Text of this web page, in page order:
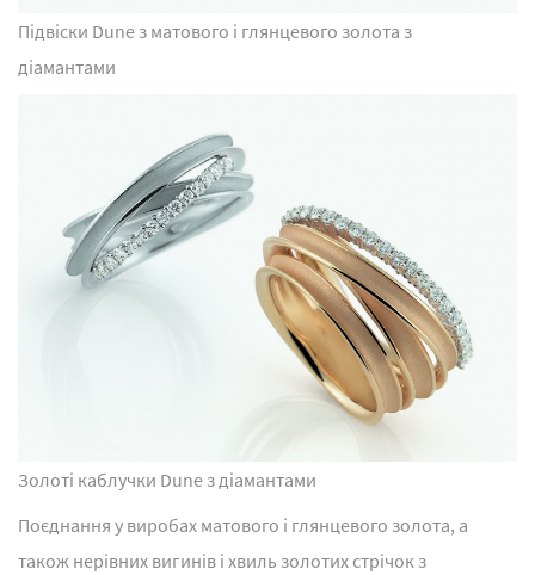
Підвіски Dune з матового і глянцевого золота з
діамантами
Золоті каблучки Dune з діамантами
Поєднання у виробах матового і глянцевого золота, а
також нерівних вигинів і хвиль золотих стрічок з